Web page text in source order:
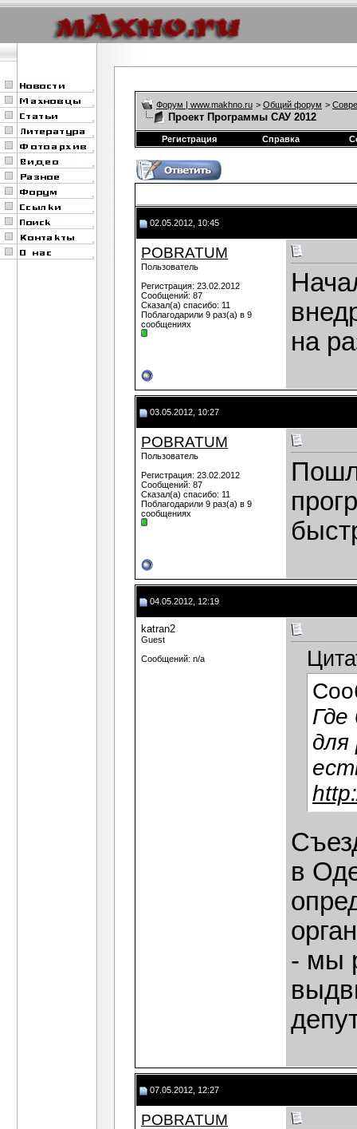
Форум | www.makhno.ru > Общий форум >
Проект Программы САУ 2012
Регистрация Справка
02.05.2012, 10:45
POBRATUM
Пользователь
Регистрация: 23.02.2012
Сообщений: 87
Сказал(а) спасибо: 11
Поблагодарили 9 раз(а) в 9
сообщениях
на
03.05.2012, 10:27
POBRATUM
Пользователь
Регистрация: 23.02.2012
Сообщений: 87
Сказал(а) спасибо: 11
Поблагодарили 9 раз(а) в 9
сообщениях
04.05.2012, 12:19
katran2
Guest
Сообщений: n/a
Где
в
- мы
07.05.2012, 12:27
POBRATUM